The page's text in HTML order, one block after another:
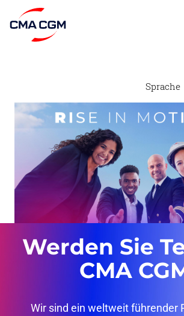
Sprache
Werden Sie
CMA
Wir sind ein weltweit führender